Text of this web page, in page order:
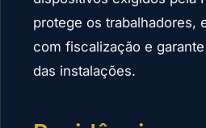
protege os trabalhadores,
com fiscalização e
das instalações.